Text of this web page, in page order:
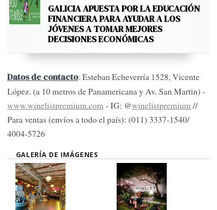
GALICIA APUESTA POR LA EDUCACIÓN
FINANCIERA PARA AYUDAR A LOS
JÓVENES A TOMAR MEJORES
DECISIONES ECONÓMICAS
Datos de contacto: Esteban Echeverría 1528, Vicente
López. (a 10 metros de Panamericana y Av. San Martin) -
www.winelistpremium.com- IG: @winelistpremium//
Para ventas (envíos a todo el país): (011) 3337-1540/
4004-5726
GALERÍA DE IMÁGENES